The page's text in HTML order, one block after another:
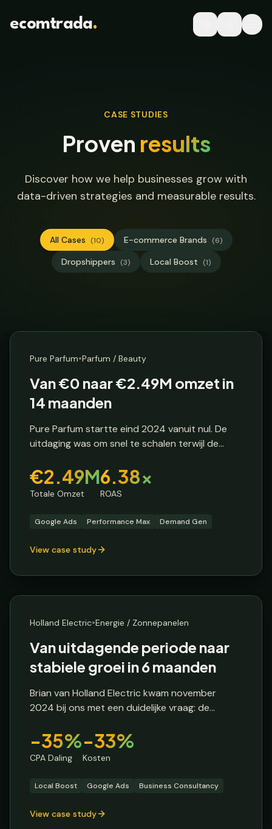
ecomtrada.
CASE STUDIES
Proven results
Discover how we help businesses grow with
data-driven strategies and measurable results.
All Cases (10) E-commerce Brands (6)
Dropshippers (3) Local Boost (1)
Pure Parfum•Parfum / Beauty
Van €0 naar €2.49M omzet in
14 maanden
Pure Parfum startte eind 2024 vanuit nul. De
uitdaging was om snel te schalen terwijl de
waar veel e-commerce brands mee worstelen.
€2.49M
Totale Omzet
6.38x
ROAS
Google Ads Performance Max Demand Gen
View case study
Local Boost
Holland Electric•Energie / Zonnepanelen
Van uitdagende periode naar
stabiele groei in 6 maanden
Brian van Holland Electric kwam november
2024 bij ons met een duidelijke vraag: de
leadkwaliteit kon beter, en de Google Ads
kosten waren hoger dan gewenst. Een grote
vaste klant was weggevallen en hij zocht naar
manieren om dit op te vangen.
-35%
CPA Daling
-33%
Kosten
Local Boost Google Ads Business Consultancy
View case study